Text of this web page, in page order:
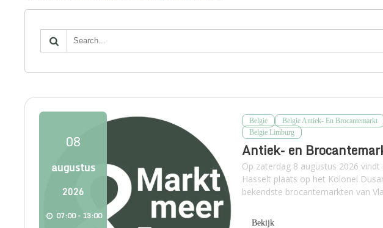
08
augustus
2026
07:00 - 13:00
Belgie Belgie Antiek- En Brocantemarkt
Belgie Limburg
Antiek- en
Op zaterdag 8 augustus 2026
Hasselt plaats op het Kolonel
bekendste brocantemarkten van
Bekijk